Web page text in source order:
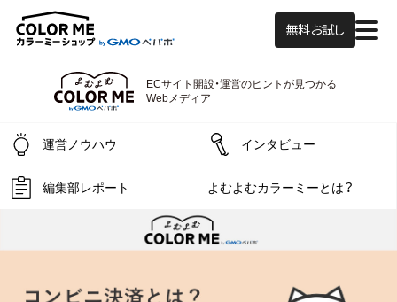
無料お試し
よむよむカラーミー
ECサイト開設・運営のヒントが見つかる
Webメディア
運営ノウハウ インタビュー
編集部レポート よむよむカラーミーとは？